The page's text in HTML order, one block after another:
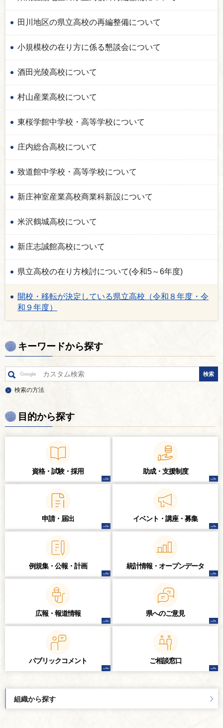
田川地区の県立高校の再編整備について
小規模校の在り方に係る懇談会について
酒田光陵高校について
村山産業高校について
東桜学館中学校・高等学校について
庄内総合高校について
致道館中学校・高等学校について
新庄神室産業高校商業科新設について
米沢鶴城高校について
新庄志誠館高校について
県立高校の在り方検討について(令和5～6年度)
開校・移転が決定している県立高校（令和８年度・令
和９年度）
キーワードから探す
検索の方法
目的から探す
資格・試験・ 採用 助成・支援制度
申請・届出 イベント・講座・ 募集
例規集・公報・計画 統計情報・ オープンデータ
広報・報道情報 県へのご意見
パブリックコメント ご相談窓口
組織から探す